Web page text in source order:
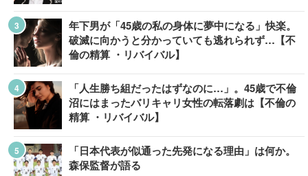
年下男が「45歳の私の身体に夢中になる」快楽。
破滅に向かうと分かっていても逃れられず…【不
倫の精算 ・リバイバル】
「人生勝ち組だったはずなのに…」。45歳で不倫
沼にはまったバリキャリ女性の転落劇は【不倫の
精算 ・リバイバル】
「日本代表が似通った先発になる理由」は何か。
森保監督が語る